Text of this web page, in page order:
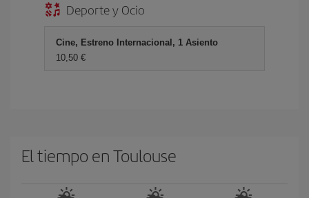
Deporte y Ocio
Cine, Estreno Internacional, 1 Asiento
10,50 €
El tiempo en Toulouse